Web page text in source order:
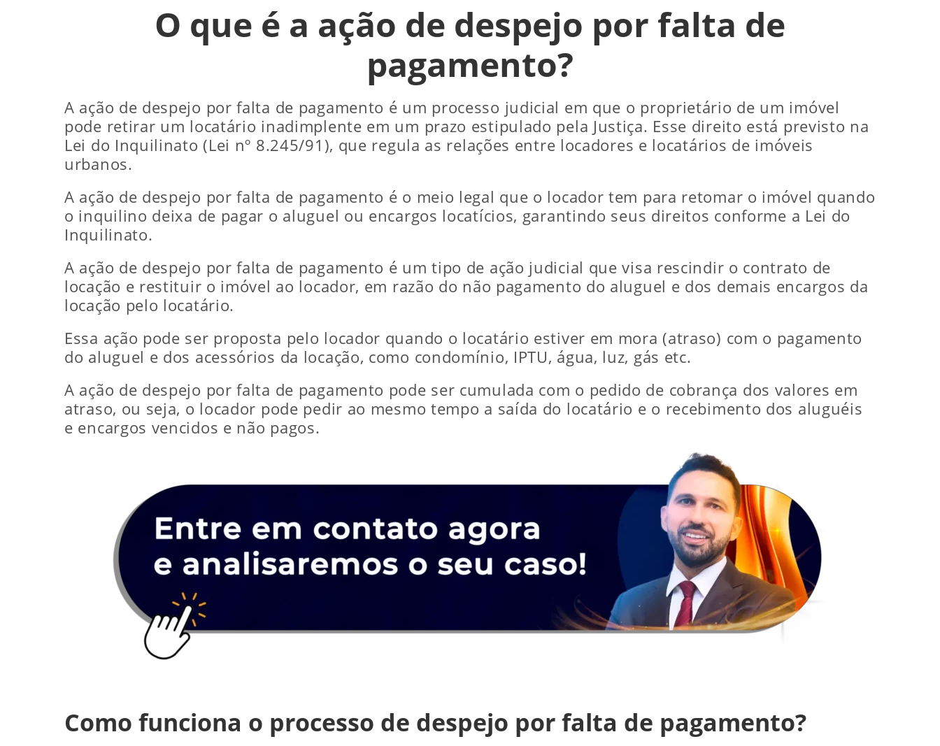
O que é a ação de despejo por falta de
pagamento?
A ação de despejo por falta de pagamento é um processo judicial em que o proprietário de um imóvel
pode retirar um locatário inadimplente em um prazo estipulado pela Justiça. Esse direito está previsto na
Lei do Inquilinato (Lei nº 8.245/91), que regula as relações entre locadores e locatários de imóveis
urbanos.
A ação de despejo por falta de pagamento é o meio legal que o locador tem para retomar o imóvel quando
o inquilino deixa de pagar o aluguel ou encargos locatícios, garantindo seus direitos conforme a Lei do
Inquilinato.
A ação de despejo por falta de pagamento é um tipo de ação judicial que visa rescindir o contrato de
locação e restituir o imóvel ao locador, em razão do não pagamento do aluguel e dos demais encargos da
locação pelo locatário.
Essa ação pode ser proposta pelo locador quando o locatário estiver em mora (atraso) com o pagamento
do aluguel e dos acessórios da locação, como condomínio, IPTU, água, luz, gás etc.
A ação de despejo por falta de pagamento pode ser cumulada com o pedido de cobrança dos valores em
atraso, ou seja, o locador pode pedir ao mesmo tempo a saída do locatário e o recebimento dos aluguéis
e encargos vencidos e não pagos.
Como funciona o processo de despejo por falta de pagamento?